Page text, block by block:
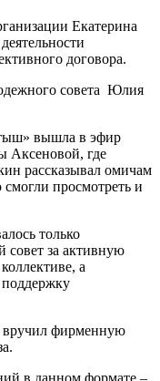
Екатерина
договора.
совета Юлия
вышла в эфир
Аксеновой, где
рассказывал омичам
просмотреть и
только
совет за активную
а
поддержку
вручил фирменную